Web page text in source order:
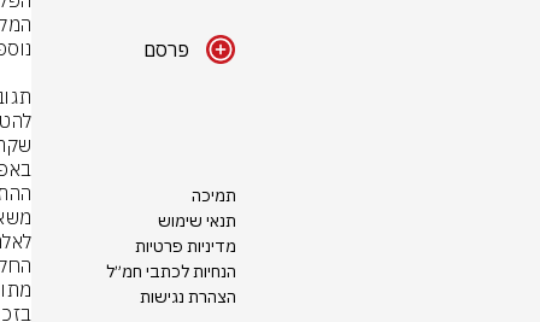
פרסם
תמיכה
תנאי שימוש
מדיניות פרטיות
הנחיות לכתבי חמ״ל
הצהרת נגישות